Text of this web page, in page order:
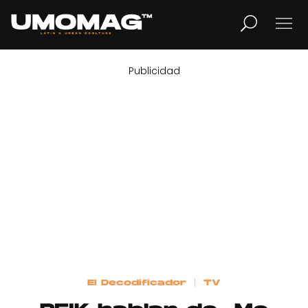
LIFESTYLE
Publicidad
El Decodificador TV